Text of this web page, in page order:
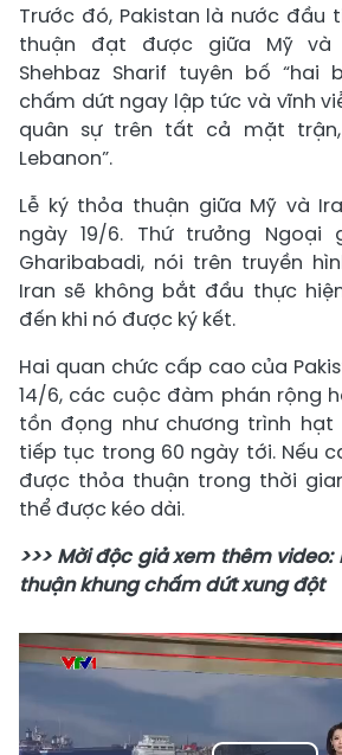
Trước đó, Pakistan là nước đầu
thuận đạt được giữa Mỹ và
Shehbaz Sharif tuyên bố “hai
chấm dứt ngay lập tức và vĩnh
quân sự trên tất cả mặt
Lebanon”.
Lễ ký thỏa thuận giữa Mỹ và
ngày 19/6. Thứ trưởng Ngoại
Gharibabadi, nói trên truyền
Iran sẽ không bắt đầu thực
đến khi nó được ký kết.
Hai quan chức cấp cao của
14/6, các cuộc đàm phán rộng
tồn đọng như chương trình hạt
tiếp tục trong 60 ngày tới. Nếu
được thỏa thuận trong thời
thể được kéo dài.
>>> Mời độc giả xem thêm
thuận khung chấm dứt xung đột